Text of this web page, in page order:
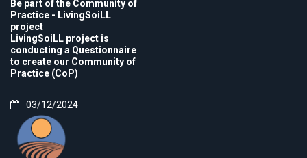
Be part of the Community of
Practice - LivingSoiLL
project
LivingSoiLL project is
conducting a Questionnaire
to create our Community of
Practice (CoP)
03/12/2024